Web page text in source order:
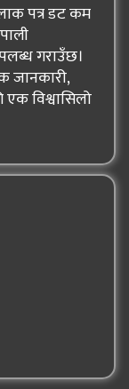
पत्र डट कम
गराउँछ।
जानकारी,
विश्वासिलो